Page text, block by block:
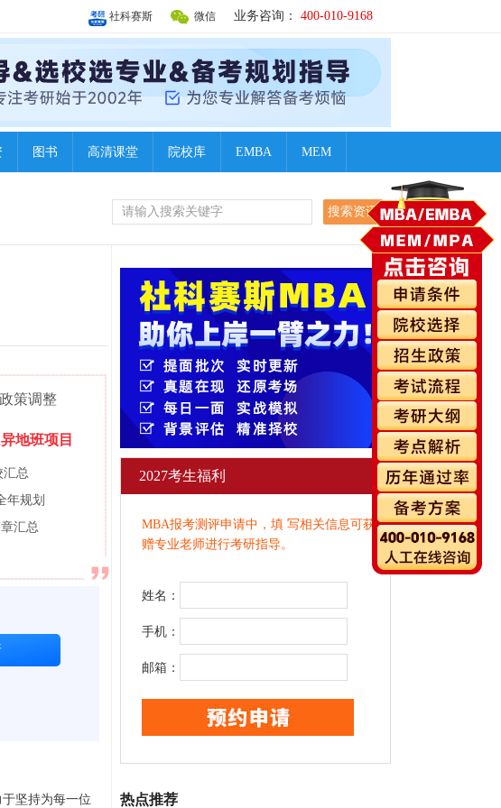
业务咨询： 400-010-9168
微信
社科赛斯
图书 高清课堂 院校库 EMBA MEM
策调整
地班项目
汇总
年规划
汇总
坚持为每一位
2027考生福利
MBA报考测评申请中，填 写相关信息可获
赠专业老师进行考研指导。
姓名：
手机：
邮箱：
热点推荐